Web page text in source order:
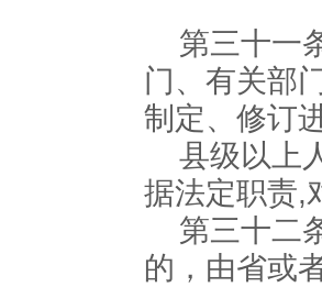
第三十一
门、有关部
制定、修订
县级以上
据法定职责,
第三十二
的，由省或